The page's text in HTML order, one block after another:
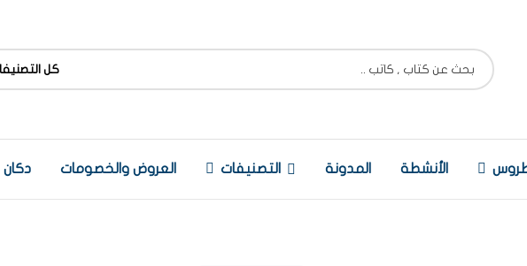
كل
الأنشطة المدونة التصنيفات العروض والخصومات